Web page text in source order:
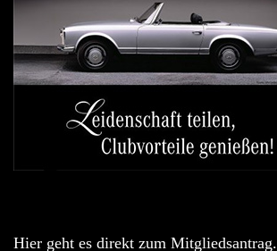
Hier geht es direkt zum Mitgliedsantrag.